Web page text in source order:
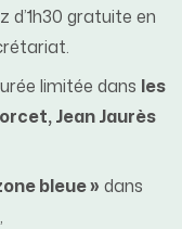
d’1h30 gratuite en
limitée dans les
Jean Jaurès
bleue » dans